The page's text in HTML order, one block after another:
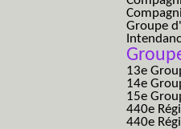
Groupe
13e
14e
15e
440e
440e